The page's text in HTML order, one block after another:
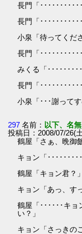
長門「･･････････
長門「･･････････
小泉「待ってくだ
長門「･････････
みくる「････････
長門「･･････････
小泉「･･･謝って
297 名前： 以下、名
投稿日：2008/07/26(
鶴屋「さぁ、晩御
キョン「･････････
鶴屋「キョン君？」
キョン「あっ、す
鶴屋「･･････キ
い？」
キョン「さっきの